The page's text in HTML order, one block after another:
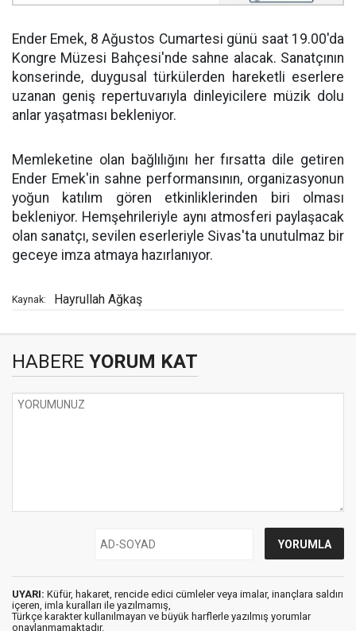
Ender Emek, 8 Ağustos Cumartesi günü saat 19.00'da
Kongre Müzesi Bahçesi'nde sahne alacak. Sanatçının
konserinde, duygusal türkülerden hareketli eserlere
uzanan geniş repertuvarıyla dinleyicilere müzik dolu
anlar yaşatması bekleniyor.
Memleketine olan bağlılığını her fırsatta dile getiren
Ender Emek'in sahne performansının, organizasyonun
yoğun katılım gören etkinliklerinden biri olması
bekleniyor. Hemşehrileriyle aynı atmosferi paylaşacak
olan sanatçı, sevilen eserleriyle Sivas'ta unutulmaz bir
geceye imza atmaya hazırlanıyor.
Kaynak: Hayrullah Ağkaş
HABERE YORUM KAT
UYARI: Küfür, hakaret, rencide edici cümleler veya imalar, inançlara saldırı
içeren, imla kuralları ile yazılmamış,
Türkçe karakter kullanılmayan ve büyük harflerle yazılmış yorumlar
onaylanmamaktadır.